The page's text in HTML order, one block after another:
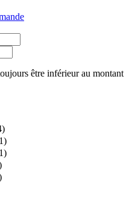
être inférieur au montant